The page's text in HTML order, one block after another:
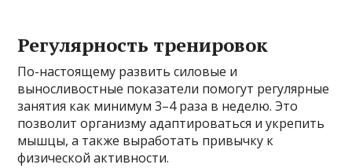
Регулярность тренировок
По-настоящему развить силовые и
выносливостные показатели помогут регулярные
занятия как минимум 3–4 раза в неделю. Это
позволит организму адаптироваться и укрепить
мышцы, а также выработать привычку к
физической активности.